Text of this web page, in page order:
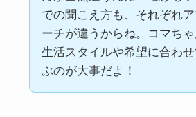
での聞こえ方も、それぞれア
ーチが違うからね。コマち
生活スタイルや希望に合わ
ぶのが大事だよ！